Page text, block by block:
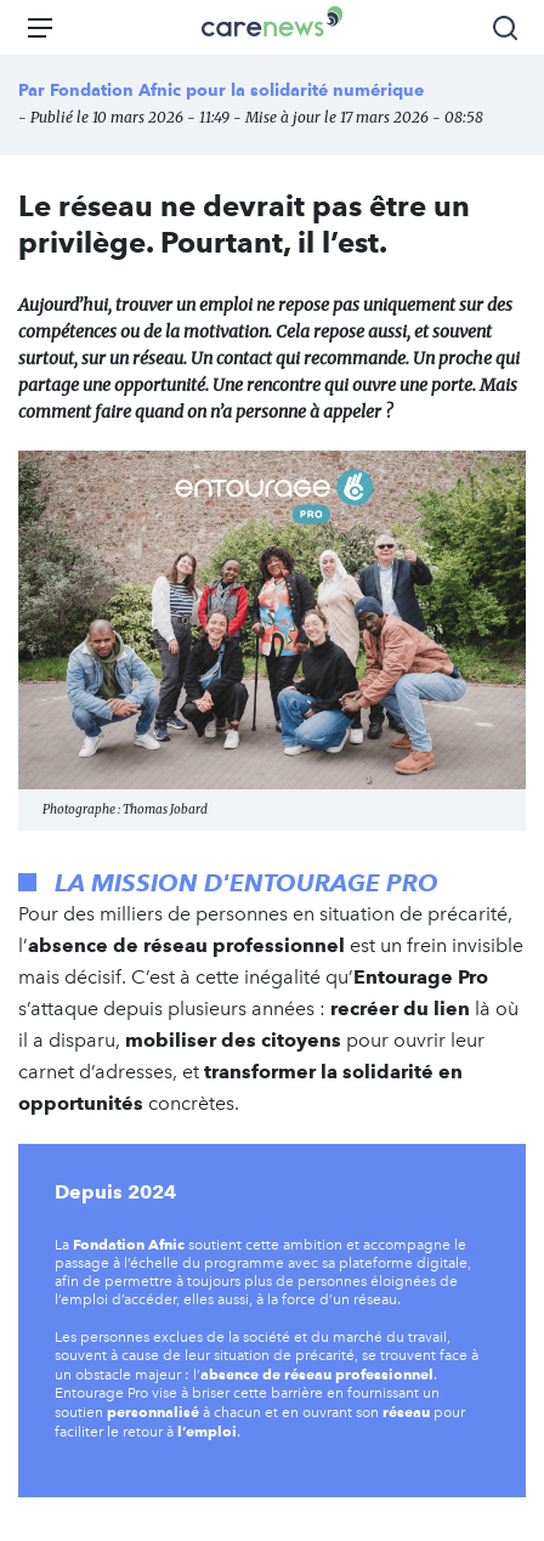
Aller
principal
Carenews,
média
des
l'engagement
Menu
Par Fondation Afnic pour la solidarité numérique
- Publié le 10 mars 2026 - 11:49 - Mise à jour le 17 mars 2026 - 08:58
Le réseau ne devrait pas être un
privilège. Pourtant, il l’est.
Aujourd’hui, trouver un emploi ne repose pas uniquement sur des
compétences ou de la motivation. Cela repose aussi, et souvent
surtout, sur un réseau. Un contact qui recommande. Un proche qui
partage une opportunité. Une rencontre qui ouvre une porte. Mais
comment faire quand on n’a personne à appeler ?
Photographe : Thomas Jobard
LA MISSION D'ENTOURAGE PRO
Pour des milliers de personnes en situation de précarité,
l’absence de réseau professionnel est un frein invisible
mais décisif. C’est à cette inégalité qu’Entourage Pro
s’attaque depuis plusieurs années : recréer du lien là où
il a disparu, mobiliser des citoyens pour ouvrir leur
carnet d’adresses, et transformer la solidarité en
opportunités concrètes.
Depuis 2024
La Fondation Afnic soutient cette ambition et accompagne le
passage à l’échelle du programme avec sa plateforme digitale,
afin de permettre à toujours plus de personnes éloignées de
l’emploi d’accéder, elles aussi, à la force d’un réseau.
Les personnes exclues de la société et du marché du travail,
souvent à cause de leur situation de précarité, se trouvent face à
un obstacle majeur : l’absence de réseau professionnel.
Entourage Pro vise à briser cette barrière en fournissant un
soutien personnalisé à chacun et en ouvrant son réseau pour
faciliter le retour à l’emploi.